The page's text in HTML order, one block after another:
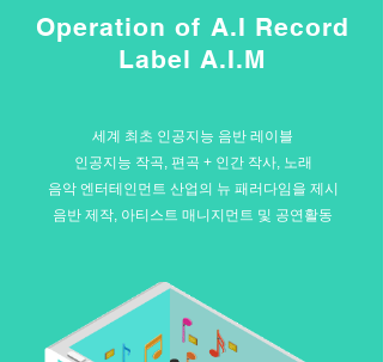
Operation of A.I Record
Label A.I.M
세계 최초 인공지능 음반 레이블
인공지능 작곡, 편곡 + 인간 작사, 노래
음악 엔터테인먼트 산업의 뉴 패러다임을 제시
음반 제작, 아티스트 매니지먼트 및 공연활동